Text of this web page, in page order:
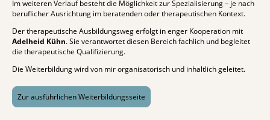
Im weiteren Verlauf besteht die Möglichkeit zur Spezialisierung – je nach
beruflicher Ausrichtung im beratenden oder therapeutischen Kontext.
Der therapeutische Ausbildungsweg erfolgt in enger Kooperation mit
Adelheid Kühn. Sie verantwortet diesen Bereich fachlich und begleitet
die therapeutische Qualifizierung.
Die Weiterbildung wird von mir organisatorisch und inhaltlich geleitet.
Zur ausführlichen Weiterbildungsseite